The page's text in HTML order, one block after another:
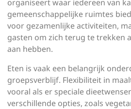
organiseert waar iedereen van
gemeenschappelijke ruimtes
voor gezamenlijke activiteiten,
gasten om zich terug te trekken
aan hebben.
Eten is vaak een belangrijk
groepsverblijf. Flexibiliteit in
vooral als er speciale
verschillende opties, zoals